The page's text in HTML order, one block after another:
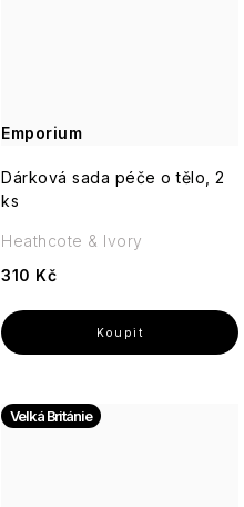
Emporium
Dárková sada péče o tělo, 2
ks
310 Kč
Heathcote & Ivory
Velká Británie